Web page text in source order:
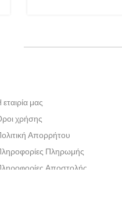
εταιρία μας
χρήσης
Απορρήτου
Πληρωμής
Αποστολής